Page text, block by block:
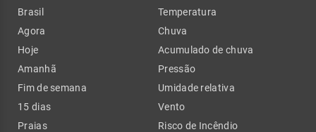
Brasil
Agora
Hoje
Amanhã
Fim de semana
15 dias
Praias
Temperatura
Chuva
Acumulado de chuva
Pressão
Umidade relativa
Vento
Risco de Incêndio